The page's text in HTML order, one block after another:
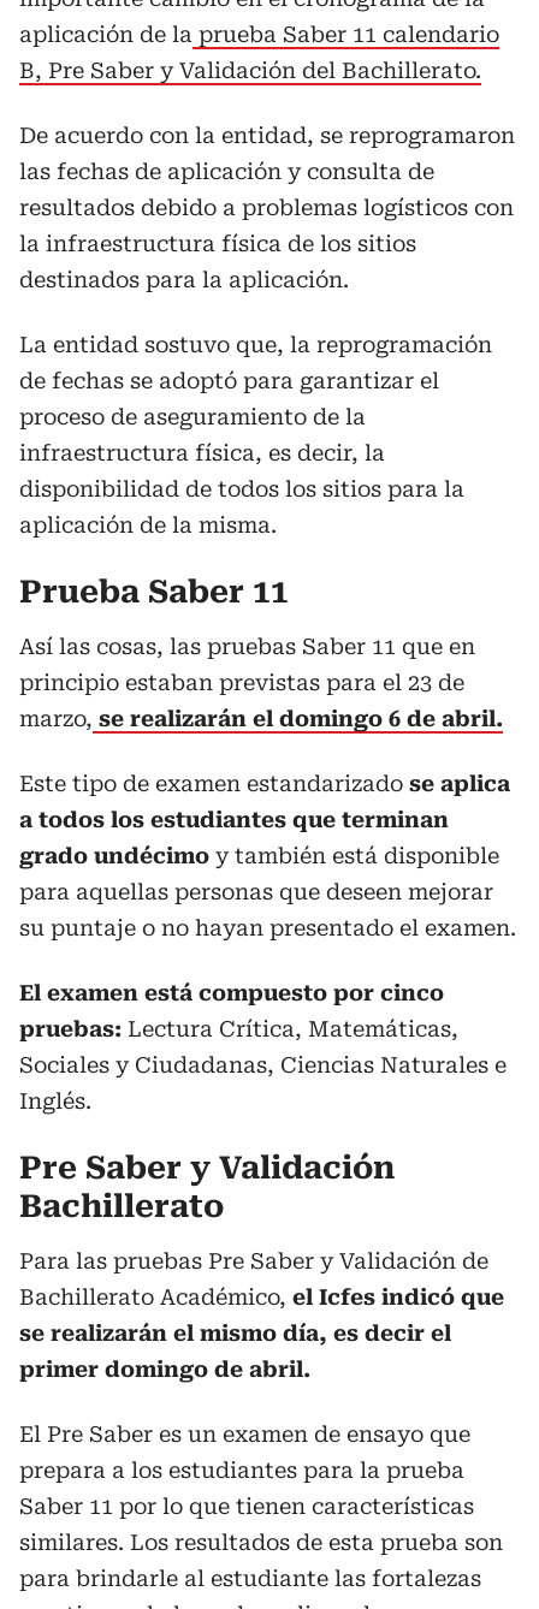
aplicación de la prueba Saber 11 calendario
B, Pre Saber y Validación del Bachillerato.
De acuerdo con la entidad, se reprogramaron
las fechas de aplicación y consulta de
resultados debido a problemas logísticos con
la infraestructura física de los sitios
destinados para la aplicación.
La entidad sostuvo que, la reprogramación
de fechas se adoptó para garantizar el
proceso de aseguramiento de la
infraestructura física, es decir, la
disponibilidad de todos los sitios para la
aplicación de la misma.
Prueba Saber 11
Así las cosas, las pruebas Saber 11 que en
principio estaban previstas para el 23 de
marzo, se realizarán el domingo 6 de abril.
Este tipo de examen estandarizado se aplica
a todos los estudiantes que terminan
grado undécimo y también está disponible
para aquellas personas que deseen mejorar
su puntaje o no hayan presentado el examen.
El examen está compuesto por cinco
pruebas: Lectura Crítica, Matemáticas,
Sociales y Ciudadanas, Ciencias Naturales e
Inglés.
Pre Saber y Validación
Bachillerato
Para las pruebas Pre Saber y Validación de
Bachillerato Académico, el Icfes indicó que
se realizarán el mismo día, es decir el
primer domingo de abril.
El Pre Saber es un examen de ensayo que
prepara a los estudiantes para la prueba
Saber 11 por lo que tienen características
similares. Los resultados de esta prueba son
para brindarle al estudiante las fortalezas